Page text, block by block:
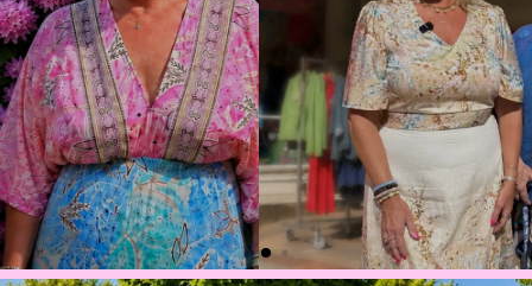
Familjeföretag med lång erfarenhet
LÄS MER